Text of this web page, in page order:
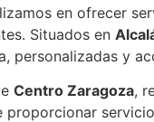
en ofrecer
Situados en
personalizadas y
Centro Zaragoza,
proporcionar